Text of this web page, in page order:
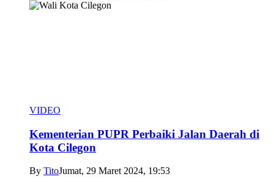
VIDEO
Kementerian PUPR Perbaiki Jalan Daerah di
Kota Cilegon
By TitoJumat, 29 Maret 2024, 19:53